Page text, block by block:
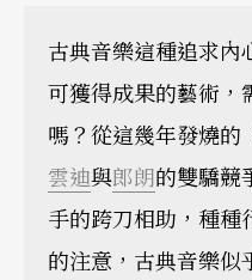
古典音樂這種追求內
可獲得成果的藝術，
嗎？從這幾年發燒的
雲迪與郎朗的雙驕競
手的跨刀相助，種種
的注意，古典音樂似